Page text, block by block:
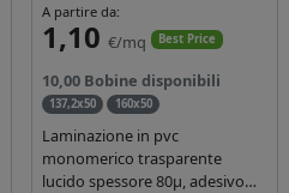
A partire da:
1,10 €/mq Best Price
10,00 Bobine disponibili
137,2x50 160x50
Laminazione in pvc
monomerico trasparente
lucido spessore 80µ, adesivo